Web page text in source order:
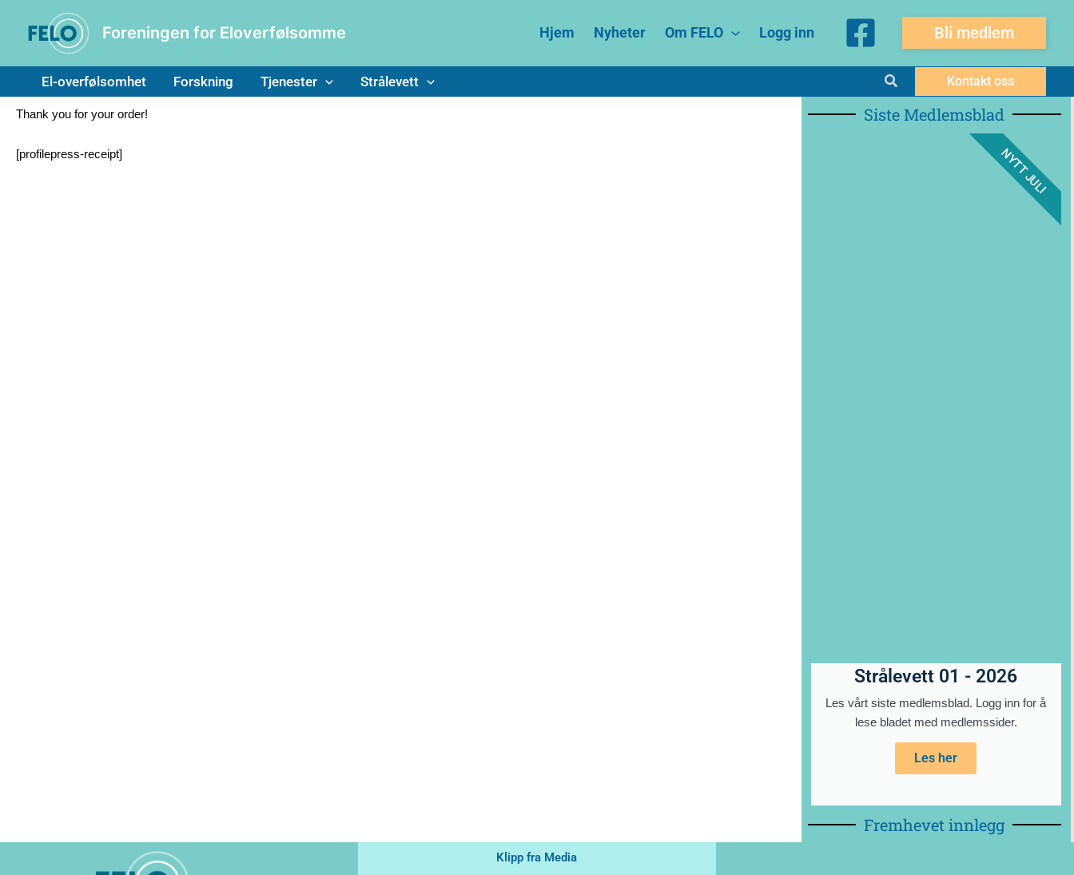
innholdet
innholdet
Foreningen for Eloverfølsomme Hjem Nyheter Om FELO Logg inn Bli medlem
El-overfølsomhet Forskning Tjenester Strålevett Søk Kontakt oss
Thank you for your order!
[profilepress-receipt]
Siste Medlemsblad
Strålevett 01 - 2026
Les vårt siste medlemsblad. Logg inn for å
lese bladet med medlemssider.
Les her
NYTT JULI
Fremhevet innlegg
Klipp fra Media